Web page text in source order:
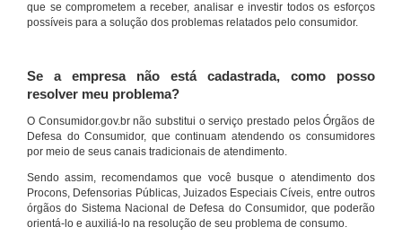
que se comprometem a receber, analisar e investir todos os esforços
possíveis para a solução dos problemas relatados pelo consumidor.
Se a empresa não está cadastrada, como posso
resolver meu problema?
O Consumidor.gov.br não substitui o serviço prestado pelos Órgãos de
Defesa do Consumidor, que continuam atendendo os consumidores
por meio de seus canais tradicionais de atendimento.
Sendo assim, recomendamos que você busque o atendimento dos
Procons, Defensorias Públicas, Juizados Especiais Cíveis, entre outros
órgãos do Sistema Nacional de Defesa do Consumidor, que poderão
orientá-lo e auxiliá-lo na resolução de seu problema de consumo.